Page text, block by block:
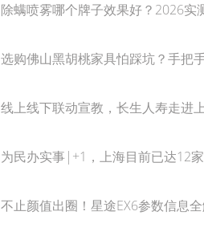
除螨喷雾哪个牌子效果好？2026实
选购佛山黑胡桃家具怕踩坑？手把
线上线下联动宣教，长生人寿走进
为民办实事|+1，上海目前已达12家
不止颜值出圈！星途EX6参数信息